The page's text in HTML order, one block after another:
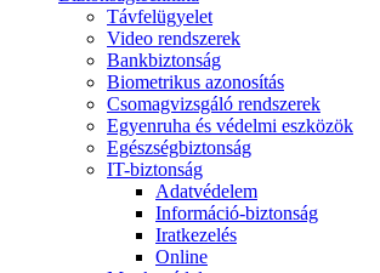
Távfelügyelet
Video rendszerek
Bankbiztonság
Biometrikus azonosítás
Csomagvizsgáló rendszerek
Egyenruha és védelmi eszközök
Egészségbiztonság
IT-biztonság
Adatvédelem
Információ-biztonság
Iratkezelés
Online